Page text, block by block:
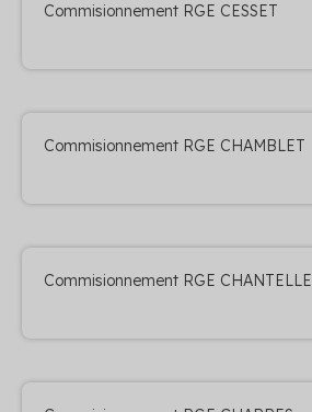
Commisionnement RGE CESSET
Commisionnement RGE CHAMBLET
Commisionnement RGE CHANTELLE